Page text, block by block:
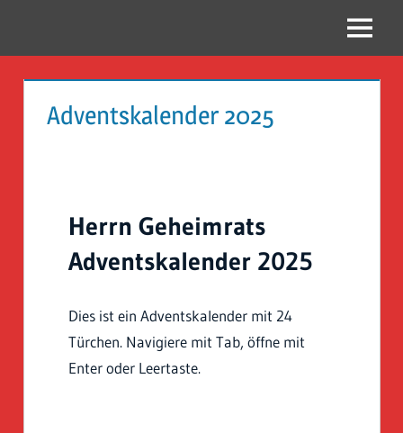
Guckloch
Reisen
Menü
Adventskalender 2025
Herrn Geheimrats
Adventskalender 2025
Dies ist ein Adventskalender mit 24
Türchen. Navigiere mit Tab, öffne mit
Enter oder Leertaste.